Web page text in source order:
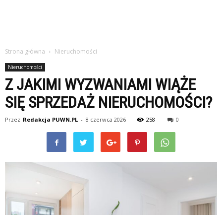
Strona główna Nieruchomości
Nieruchomości
Z JAKIMI WYZWANIAMI WIĄŻE
SIĘ SPRZEDAŻ NIERUCHOMOŚCI?
Przez Redakcja PUWN.PL - 8 czerwca 2026 258 0